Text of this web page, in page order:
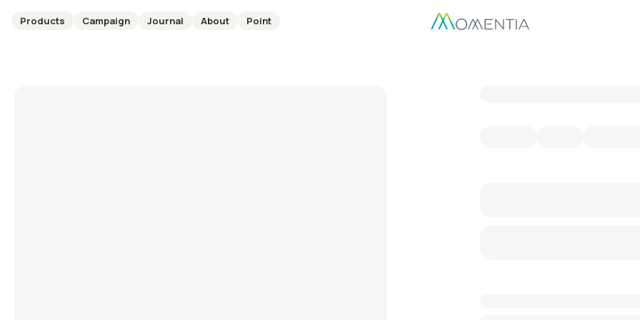
Products Campaign Journal About Point